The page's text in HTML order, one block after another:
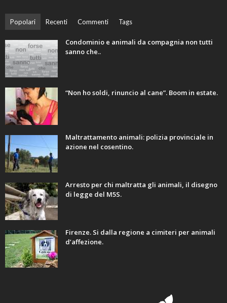
Popolari Recenti Commenti Tags
Condominio e animali da compagnia non tutti
sanno che..
“Non ho soldi, rinuncio al cane”. Boom in estate.
Maltrattamento animali: polizia provinciale in
azione nel cosentino.
Arresto per chi maltratta gli animali, il disegno
di legge del M5S.
Firenze. Si dalla regione a cimiteri per animali
d’affezione.